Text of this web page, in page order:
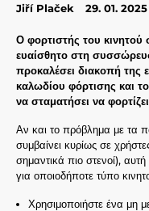
Jiří Plaček 29. 01. 2025
Ο φορτιστής του κινητού
ευαίσθητο στη
προκαλέσει διακοπή
καλωδίου φόρτισης και
να σταματήσει να
Αν και το πρόβλημα με τα
συμβαίνει κυρίως σε
σημαντικά πιο στενοί),
για οποιοδήποτε τύπο
Χρησιμοποιήστε ένα μη